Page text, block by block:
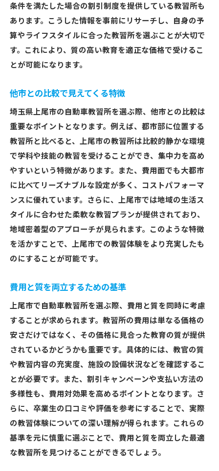
費用対効果の高い教習所一覧
顧客満足度が高い理由を探る
選択のポイントを再確認
長期的な視点で考える
地域特性を考慮した選択
過去の失敗例から学ぶ
最終決断のためのチェックリスト
条件を満たした場合の割引制度を提供している教習所も
あります。こうした情報を事前にリサーチし、自身の予
算やライフスタイルに合った教習所を選ぶことが大切で
す。これにより、質の高い教育を適正な価格で受けるこ
とが可能になります。
他市との比較で見えてくる特徴
埼玉県上尾市の自動車教習所を選ぶ際、他市との比較は
重要なポイントとなります。例えば、都市部に位置する
教習所と比べると、上尾市の教習所は比較的静かな環境
で学科や技能の教習を受けることができ、集中力を高め
やすいという特徴があります。また、費用面でも大都市
に比べてリーズナブルな設定が多く、コストパフォーマ
ンスに優れています。さらに、上尾市では地域の生活ス
タイルに合わせた柔軟な教習プランが提供されており、
地域密着型のアプローチが見られます。このような特徴
を活かすことで、上尾市での教習体験をより充実したも
のにすることが可能です。
費用と質を両立するための基準
上尾市で自動車教習所を選ぶ際、費用と質を同時に考慮
することが求められます。教習所の費用は単なる価格の
安さだけではなく、その価格に見合った教育の質が提供
されているかどうかも重要です。具体的には、教官の質
や教習内容の充実度、施設の設備状況などを確認するこ
とが必要です。また、割引キャンペーンや支払い方法の
多様性も、費用対効果を高めるポイントとなります。さ
らに、卒業生の口コミや評価を参考にすることで、実際
の教習体験についての深い理解が得られます。これらの
基準を元に慎重に選ぶことで、費用と質を両立した最適
な教習所を見つけることができるでしょう。